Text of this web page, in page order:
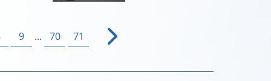
9 ... 70 71